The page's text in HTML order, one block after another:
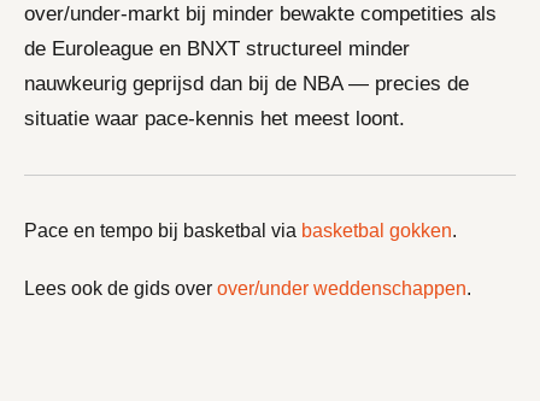
over/under-markt bij minder bewakte competities als
de Euroleague en BNXT structureel minder
nauwkeurig geprijsd dan bij de NBA — precies de
situatie waar pace-kennis het meest loont.
Pace en tempo bij basketbal via basketbal gokken.
Lees ook de gids over over/under weddenschappen.